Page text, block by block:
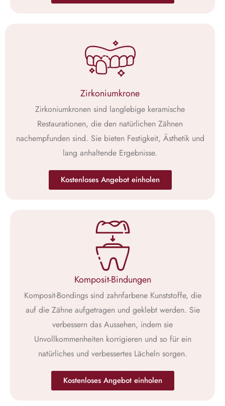
Zirkoniumkrone
Zirkoniumkronen sind langlebige keramische
Restaurationen, die den natürlichen Zähnen
nachempfunden sind. Sie bieten Festigkeit, Ästhetik und
lang anhaltende Ergebnisse.
Kostenloses Angebot einholen
Komposit-Bindungen
Komposit-Bondings sind zahnfarbene Kunststoffe, die
auf die Zähne aufgetragen und geklebt werden. Sie
verbessern das Aussehen, indem sie
Unvollkommenheiten korrigieren und so für ein
natürliches und verbessertes Lächeln sorgen.
Kostenloses Angebot einholen